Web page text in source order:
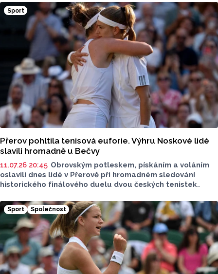
jahod se smetanou, které jsou nejznámější tradicí turnaje
ve Wimbledonu, ale i autogramiádu a vystoupení kapely
O5 a Radeček nazvané Koncert pro Lindu, sdělili dnes ČTK
zástupci radnice.
Sport
Přerov pohltila tenisová euforie. Výhru Noskové lidé
slavili hromadně u Bečvy
11.07.26 20:45 Obrovským potleskem, pískáním a voláním
oslavili dnes lidé v Přerově při hromadném sledování
historického finálového duelu dvou českých tenistek
tenistky Lindy Noskové. Její nádhernou hru s olomouckou
rodačkou Karolínou Muchovou sledovalo s napětím
u velkoplošné obrazovky u břehu Bečvy několik set lidí.
Emoce byly bouřlivé, tak napínavé finále nikdo nečekal,
svěřili se ČTK diváci. Zástupci přerovského tenisového
klubu, na jejichž kurtech Nosková roky hraje, neskrývali
slzy.
Sport Společnost